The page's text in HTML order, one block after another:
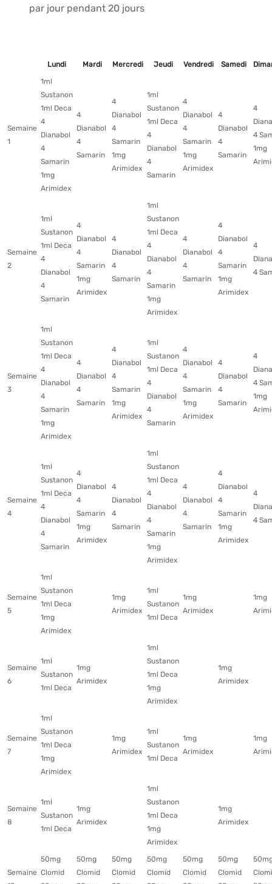
par jour pendant 20 jours
Lundi Mardi Mercredi Jeudi Vendredi Samedi
Semaine
1
1ml
Sustanon
1ml Deca
4
Dianabol
4
Samarin
1mg
Arimidex
4
Dianabol
4
Samarin
4
Dianabol
4
Samarin
1mg
Arimidex
1ml
Sustanon
1ml Deca
4
Dianabol
4
Samarin
4
Dianabol
4
Samarin
1mg
Arimidex
4
Dianabol
4
Samarin
4
4
1mg
Semaine
2
1ml
Sustanon
1ml Deca
4
Dianabol
4
Samarin
4
Dianabol
4
Samarin
1mg
Arimidex
4
Dianabol
4
Samarin
1ml
Sustanon
1ml Deca
4
Dianabol
4
Samarin
1mg
Arimidex
4
Dianabol
4
Samarin
4
Dianabol
4
Samarin
1mg
Arimidex
4
4
Semaine
3
1ml
Sustanon
1ml Deca
4
Dianabol
4
Samarin
1mg
Arimidex
4
Dianabol
4
Samarin
4
Dianabol
4
Samarin
1mg
Arimidex
1ml
Sustanon
1ml Deca
4
Dianabol
4
Samarin
4
Dianabol
4
Samarin
1mg
Arimidex
4
Dianabol
4
Samarin
4
4
1mg
Semaine
4
1ml
Sustanon
1ml Deca
4
Dianabol
4
Samarin
4
Dianabol
4
Samarin
1mg
Arimidex
4
Dianabol
4
Samarin
1ml
Sustanon
1ml Deca
4
Dianabol
4
Samarin
1mg
Arimidex
4
Dianabol
4
Samarin
4
Dianabol
4
Samarin
1mg
Arimidex
4
4
Semaine
5
1ml
Sustanon
1ml Deca
1mg
Arimidex
1mg
Arimidex
1ml
Sustanon
1ml Deca
1mg
Arimidex
1mg
Semaine
6
1ml
Sustanon
1ml Deca
1mg
Arimidex
1ml
Sustanon
1ml Deca
1mg
Arimidex
1mg
Arimidex
Semaine
7
1ml
Sustanon
1ml Deca
1mg
Arimidex
1mg
Arimidex
1ml
Sustanon
1ml Deca
1mg
Arimidex
1mg
Semaine
8
1ml
Sustanon
1ml Deca
1mg
Arimidex
1ml
Sustanon
1ml Deca
1mg
Arimidex
1mg
Arimidex
Semaine
50mg
Clomid
50mg
Clomid
50mg
Clomid
50mg
Clomid
50mg
Clomid
50mg
Clomid